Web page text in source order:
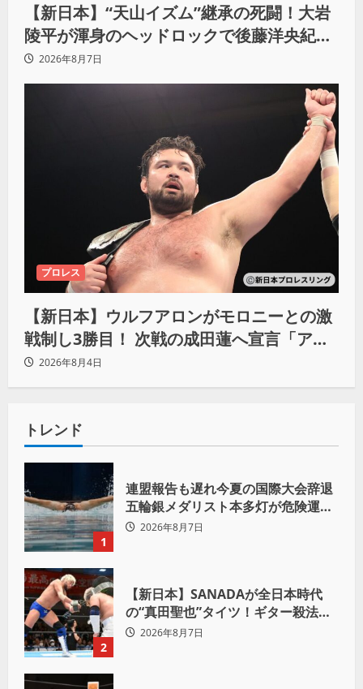
【新日本】“天山イズム”継承の死闘！大岩
陵平が渾身のヘッドロックで後藤洋央紀か
らタップ奪取 執念の「リベンジ＆4勝目」
2026年8月7日
プロレス
【新日本】ウルフアロンがモロニーとの激
戦制し3勝目！ 次戦の成田蓮へ宣言「アイ
ツの王道を俺の王道でぶち壊す」
2026年8月4日
トレンド
1
連盟報告も遅れ今夏の国際大会辞退
五輪銀メダリスト本多灯が危険運転
致傷で起訴
2026年8月7日
2
【新日本】SANADAが全日本時代
の“真田聖也”タイツ！ギター殺法で
Yuto-IceをKO「俺と闘う時は考え
2026年8月7日